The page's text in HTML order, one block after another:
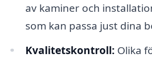
av kaminer och
som kan passa just dina
Kvalitetskontroll: Olika